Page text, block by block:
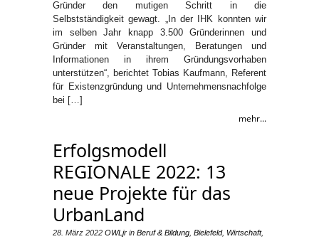
Gründer den mutigen Schritt in die
Selbstständigkeit gewagt. „In der IHK konnten wir
im selben Jahr knapp 3.500 Gründerinnen und
Gründer mit Veranstaltungen, Beratungen und
Informationen in ihrem Gründungsvorhaben
unterstützen“, berichtet Tobias Kaufmann, Referent
für Existenzgründung und Unternehmensnachfolge
bei […]
mehr...
Erfolgsmodell
REGIONALE 2022: 13
neue Projekte für das
UrbanLand
28. März 2022 OWLjr in Beruf & Bildung Bielefeld, Wirtschaft,